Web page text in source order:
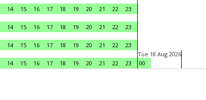
14 15 16 17 18 19 20 21 22
23
14 15 16 17 18 19 20 21 22
23
14 15 16 17 18 19 20 21 22
23
14 15 16 17 18 19 20 21 22 23
Tue 18 Aug 2026
00